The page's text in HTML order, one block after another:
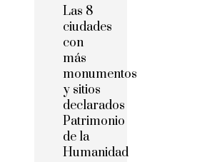
Las 8
ciudades
con
más
monumentos
y sitios
declarados
Patrimonio
de la
Humanidad